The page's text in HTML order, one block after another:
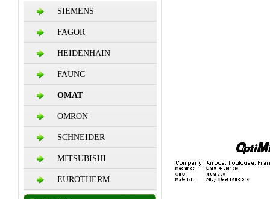
SIEMENS
FAGOR
HEIDENHAIN
FAUNC
OMAT
OMRON
SCHNEIDER
MITSUBISHI
EUROTHERM